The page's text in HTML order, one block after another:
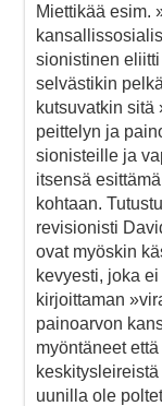
Miettikää esim.
sionistinen
selvästikin
kutsuvatkin
peittelyn ja
sionisteille ja
itsensä
kohtaan.
revisionisti
ovat myöskin
kevyesti, joka
kirjoittaman
painoarvon
myöntäneet
uunilla ole